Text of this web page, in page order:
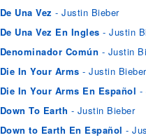
De Una Vez - Justin Bieber
De Una Vez En Ingles- Justin
Denominador Común - Justin
Die In Your Arms - Justin Bieber
Die In Your Arms En Español -
Down To Earth - Justin Bieber
Down to Earth En Español -